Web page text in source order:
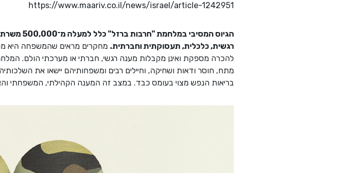
https://www.maariv.co.il/news/israel/article-1242951
רגשית, כלכלית, תעסוקתית וחברתית. מחקרים מראים שהמשפחה היא
להכרה מספקת ואינן מקבלות מענה רגשי, חברתי או מערכתי הולם.
מתח, חוסר ודאות ושחיקה, וחיילים רבים ומשפחותיהם יישאו את
בריאות הנפש מצוי בעומס כבד. במצב זה המענה הקהילתי, המשפחתי